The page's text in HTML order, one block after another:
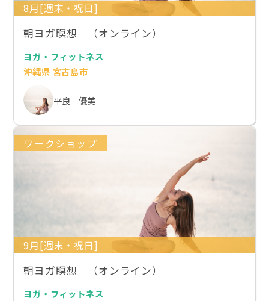
8月[週末・祝日]
朝ヨガ瞑想 （オンライン）
ヨガ・フィットネス
沖縄県 宮古島市
平良 優美
ワークショップ
9月[週末・祝日]
朝ヨガ瞑想 （オンライン）
ヨガ・フィットネス